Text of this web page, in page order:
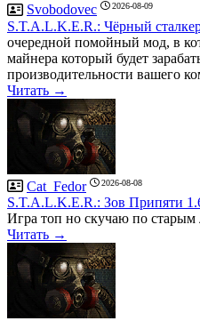
Svobodovec 2026-08-09
S.T.A.L.K.E.R.: Чёрный
очередной помойный мод, в
майнера который будет
производительности вашего
Читать →
Cat_Fedor 2026-08-08
S.T.A.L.K.E.R.: Зов Припяти
Игра топ но скучаю по старым
Читать →